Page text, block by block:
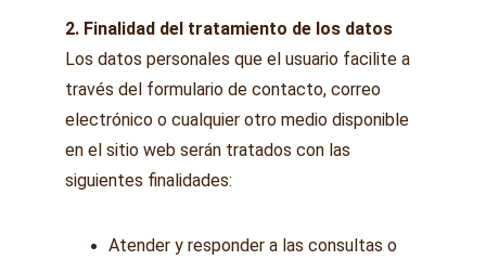
2. Finalidad del tratamiento de los datos
Los datos personales que el usuario facilite a
través del formulario de contacto, correo
electrónico o cualquier otro medio disponible
en el sitio web serán tratados con las
siguientes finalidades:
Atender y responder a las consultas o